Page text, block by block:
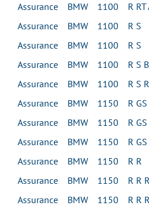
Assurance BMW 1100 R RT
Assurance BMW 1100 R S
Assurance BMW 1100 R S
Assurance BMW 1100 R S
Assurance BMW 1100 R S
Assurance BMW 1150 R GS
Assurance BMW 1150 R GS
Assurance BMW 1150 R GS
Assurance BMW 1150 R R
Assurance BMW 1150 R R
Assurance BMW 1150 R R